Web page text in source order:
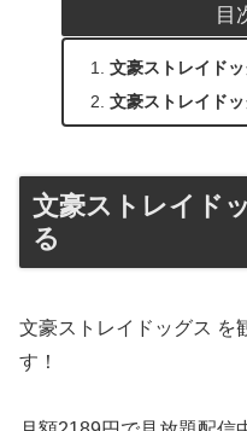
目
文豪ストレイド
文豪ストレイド
文豪ストレイド
る
文豪ストレイドッグス を
す！